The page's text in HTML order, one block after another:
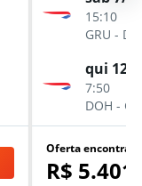
15:10
GRU -
qui 12/
7:50
DOH -
Oferta
R$ 5.401